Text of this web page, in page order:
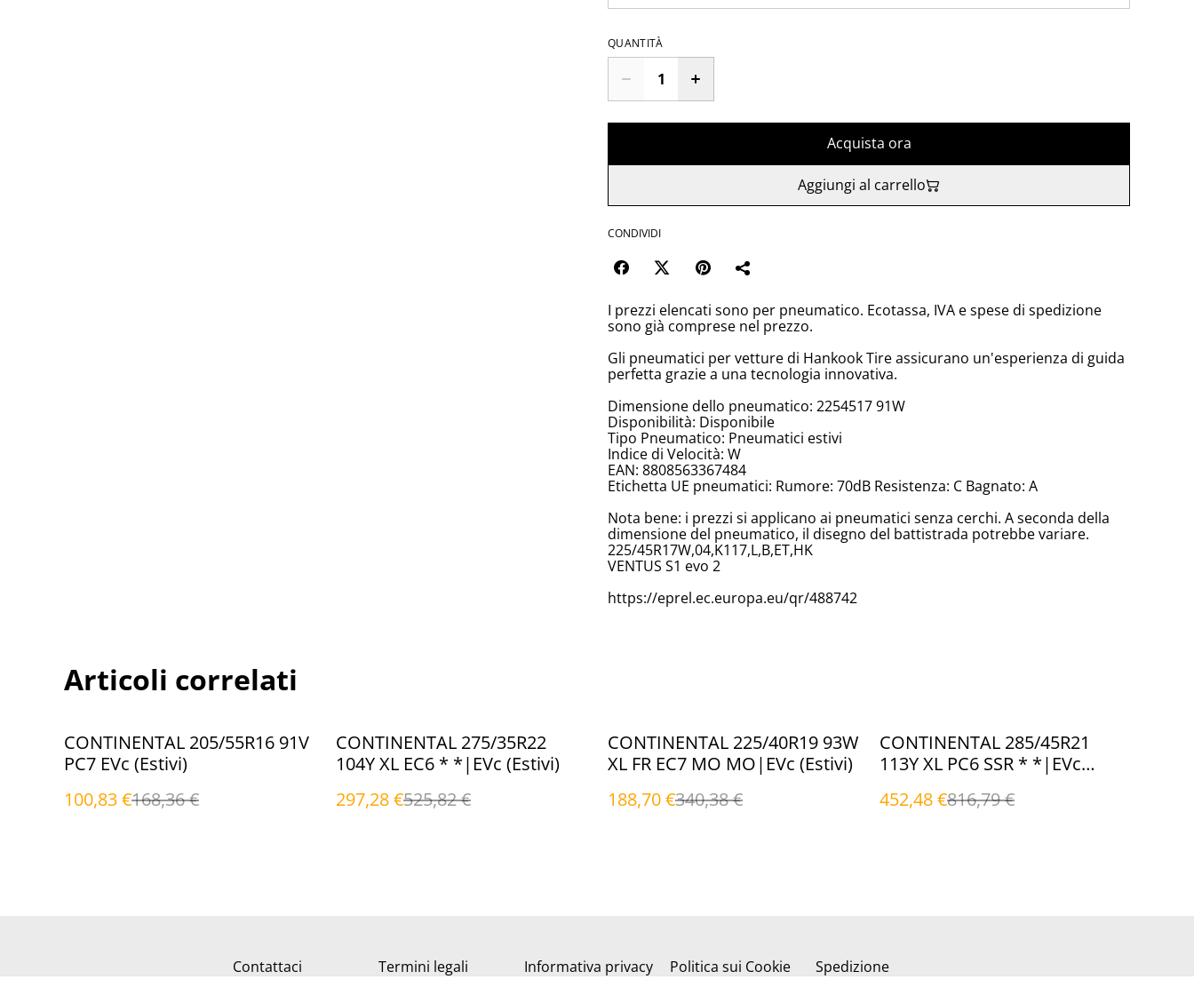
QUANTITÀ
Acquista ora
Aggiungi al carrello
CONDIVIDI
I prezzi elencati sono per pneumatico. Ecotassa, IVA e spese di spedizione
sono già comprese nel prezzo.
Gli pneumatici per vetture di Hankook Tire assicurano un'esperienza di guida
perfetta grazie a una tecnologia innovativa.
Dimensione dello pneumatico: 2254517 91W
Disponibilità: Disponibile
Tipo Pneumatico: Pneumatici estivi
Indice di Velocità: W
EAN: 8808563367484
Etichetta UE pneumatici: Rumore: 70dB Resistenza: C Bagnato: A
Nota bene: i prezzi si applicano ai pneumatici senza cerchi. A seconda della
dimensione del pneumatico, il disegno del battistrada potrebbe variare.
225/45R17W,04,K117,L,B,ET,HK
VENTUS S1 evo 2
https://eprel.ec.europa.eu/qr/488742
Articoli correlati
%
CONTINENTAL 205/55R16 91V
PC7 EVc (Estivi)
100,83 €168,36 €
%
CONTINENTAL 275/35R22
104Y XL EC6 * *|EVc (Estivi)
297,28 €525,82 €
%
CONTINENTAL 225/40R19 93W
XL FR EC7 MO MO|EVc (Estivi)
188,70 €340,38 €
%
CONTINENTAL 285/45R21
113Y XL PC6 SSR * *|EVc
452,48 €816,79 €
Contattaci Termini legali Informativa privacy Politica sui Cookie Spedizione